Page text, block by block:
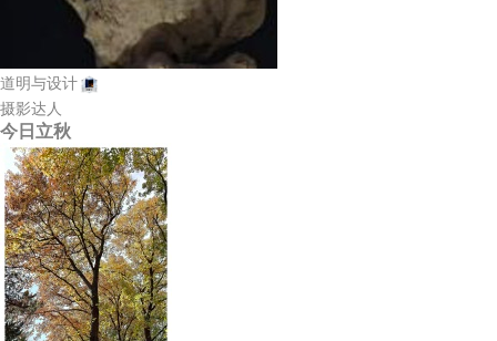
道明与设计
摄影达人
今日立秋